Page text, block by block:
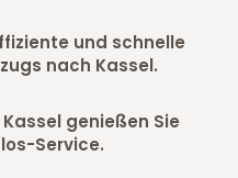
und schnelle
nach Kassel.
genießen Sie
Service.